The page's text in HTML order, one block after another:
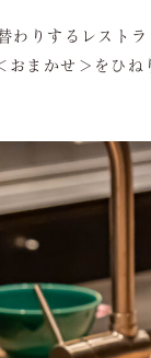
わりするレストラ
まかせ＞をひ